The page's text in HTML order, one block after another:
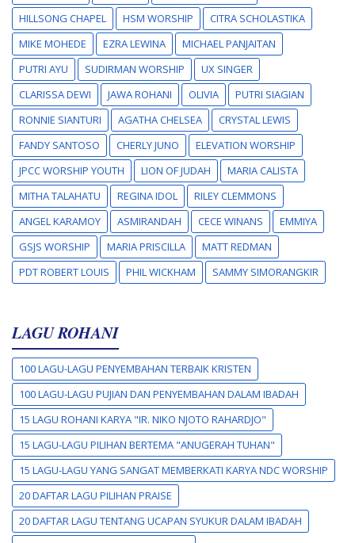
HILLSONG CHAPEL
HSM WORSHIP
CITRA SCHOLASTIKA
MIKE MOHEDE
EZRA LEWINA
MICHAEL PANJAITAN
PUTRI AYU
SUDIRMAN WORSHIP
UX SINGER
CLARISSA DEWI
JAWA ROHANI OLIVIA
PUTRI SIAGIAN
RONNIE SIANTURI
AGATHA CHELSEA
CRYSTAL LEWIS
FANDY SANTOSO
CHERLY JUNO
ELEVATION WORSHIP
JPCC WORSHIP YOUTH
LION OF JUDAH
MARIA CALISTA
MITHA TALAHATU
REGINA IDOL
RILEY CLEMMONS
ANGEL KARAMOY
ASMIRANDAH CECE WINANS
EMMIYA
GSJS WORSHIP
MARIA PRISCILLA
MATT REDMAN
PDT ROBERT LOUIS
PHIL WICKHAM SAMMY SIMORANGKIR
LAGU ROHANI
100 LAGU-LAGU PENYEMBAHAN TERBAIK KRISTEN
100 LAGU-LAGU PUJIAN DAN PENYEMBAHAN DALAM IBADAH
15 LAGU ROHANI KARYA "IR. NIKO NJOTO RAHARDJO"
15 LAGU-LAGU PILIHAN BERTEMA "ANUGERAH TUHAN"
15 LAGU-LAGU YANG SANGAT MEMBERKATI KARYA NDC WORSHIP
20 DAFTAR LAGU PILIHAN PRAISE
20 DAFTAR LAGU TENTANG UCAPAN SYUKUR DALAM IBADAH